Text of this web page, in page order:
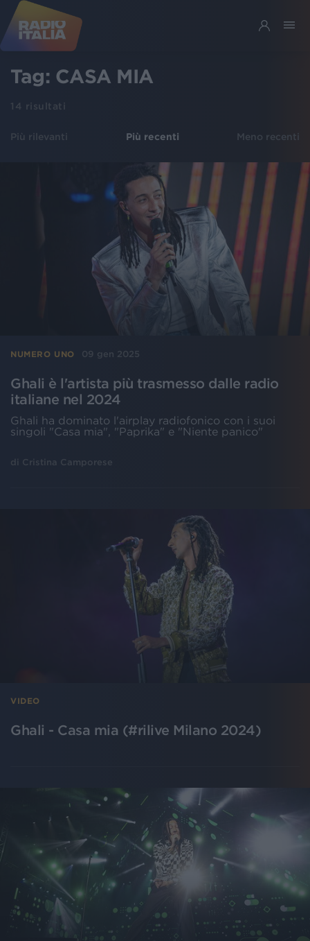
Tag: CASA MIA
14 risultati
Più rilevanti Più recenti Meno recenti
NUMERO UNO 09 gen 2025
Ghali è l'artista più trasmesso dalle radio
italiane nel 2024
Ghali ha dominato l'airplay radiofonico con i suoi
singoli "Casa mia", "Paprika" e "Niente panico"
di Cristina Camporese
VIDEO
Ghali - Casa mia (#rilive Milano 2024)